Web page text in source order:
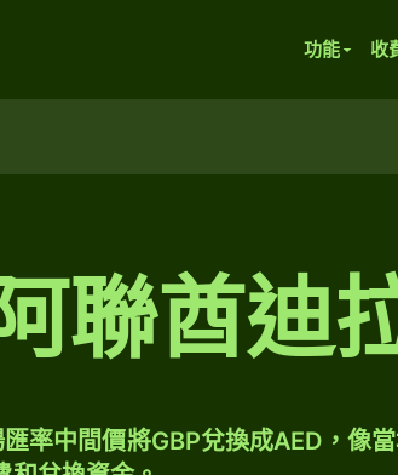
功能 收
聯酋迪
率中間價將GBP兌換成AED，像